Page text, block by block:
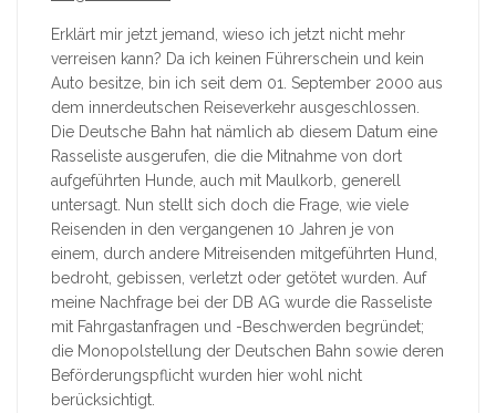
Erklärt mir jetzt jemand, wieso ich jetzt nicht mehr
verreisen kann? Da ich keinen Führerschein und kein
Auto besitze, bin ich seit dem 01. September 2000 aus
dem innerdeutschen Reiseverkehr ausgeschlossen.
Die Deutsche Bahn hat nämlich ab diesem Datum eine
Rasseliste ausgerufen, die die Mitnahme von dort
aufgeführten Hunde, auch mit Maulkorb, generell
untersagt. Nun stellt sich doch die Frage, wie viele
Reisenden in den vergangenen 10 Jahren je von
einem, durch andere Mitreisenden mitgeführten Hund,
bedroht, gebissen, verletzt oder getötet wurden. Auf
meine Nachfrage bei der DB AG wurde die Rasseliste
mit Fahrgastanfragen und -Beschwerden begründet;
die Monopolstellung der Deutschen Bahn sowie deren
Beförderungspflicht wurden hier wohl nicht
berücksichtigt.